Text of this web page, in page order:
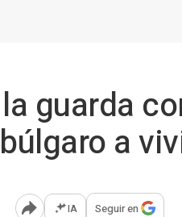
guarda
a
Abrir opciones para compartir
IA Seguir en